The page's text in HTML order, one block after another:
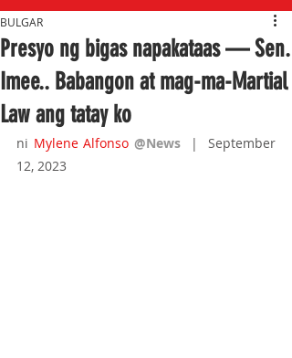
Presyo ng bigas napakataas — Sen.
Imee.. Babangon at mag-ma-Martial
Law ang tatay ko
BULGAR
ni Mylene Alfonso @News
|  September
12, 2023